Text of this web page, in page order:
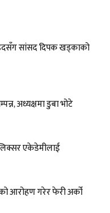
सांसद दिपक खड्काको
अध्यक्षमा डुबा भोटे
एकेडेमीलाई
आरोहण गरेर फेरी अर्को